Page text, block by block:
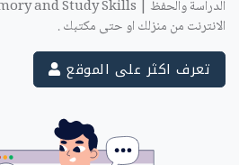
الانترنت من منزلك او حتى مكتبك .
تعرف اكثر على الموقع